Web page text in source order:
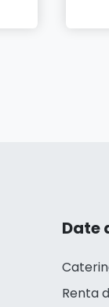
Date
Renta